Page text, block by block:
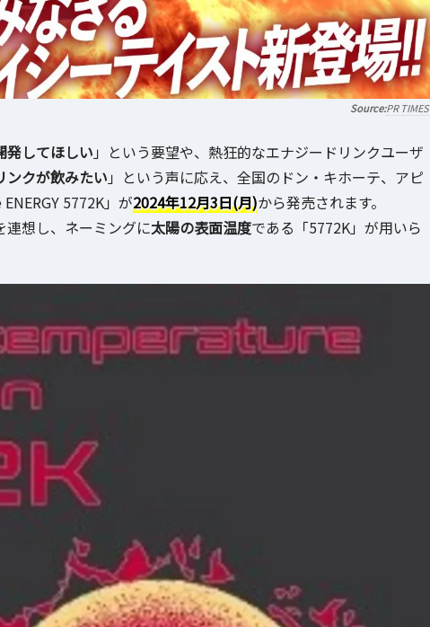
PR TIMES
発してほしい 」という要望や、熱狂的なエナジードリンクユーザ
ンクが飲みたい 」という声に応え、全国のドン・キホーテ、アピ
5772K」が2024年12月3日(月)から発売されます。
連想し、ネーミングに太陽の表面温度である「5772K」が用いら